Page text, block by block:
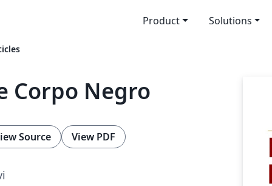
Product Solutions
Corpo Negro
Source View PDF